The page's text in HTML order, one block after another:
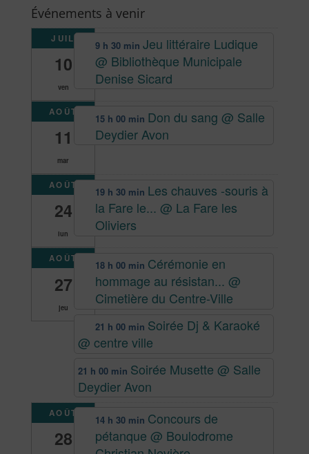
Événements à venir
JUIL
10
ven
9 h 30 minJeu littéraire Ludique
@ Bibliothèque Municipale
Denise Sicard
AOÛT
11
mar
15 h 00 min Don du sang@ Salle
Deydier Avon
AOÛT
24
lun
19 h 30 min Les chauves -souris à
la Fare le...@ La Fare les
Oliviers
AOÛT
27
jeu
18 h 00 min Cérémonie en
hommage au résistan...@
Cimetière du Centre-Ville
21 h 00 min Soirée Dj & Karaoké
@ centre ville
21 h 00 min Soirée Musette@ Salle
Deydier Avon
AOÛT
28
14 h 30 min Concours de
pétanque@ Boulodrome